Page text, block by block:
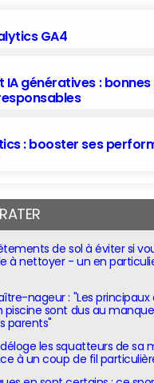
GA4
IA génératives :
: booster ses
de sol à éviter si
à nettoyer - un en
nageur : "Les principaux
piscine sont dus au
parents"
les squatteurs de sa
à un coup de fil